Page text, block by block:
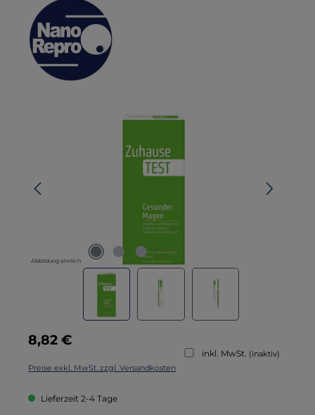
Bildergalerie überspringen
Abbildung ähnlich
Regulärer Preis:
8,82 €
inkl. MwSt. (inaktiv)
Preise exkl. MwSt. zzgl. Versandkosten
Lieferzeit 2-4 Tage